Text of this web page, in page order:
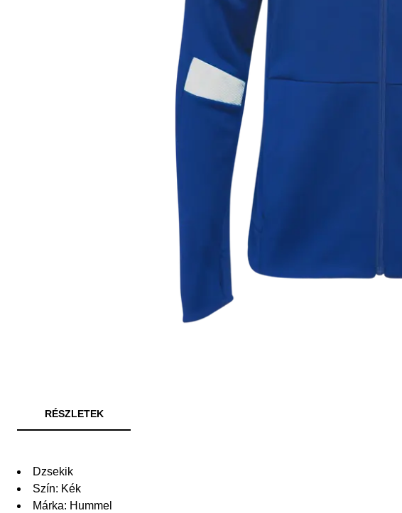
RÉSZLETEK
Dzsekik
Szín: Kék
Márka: Hummel